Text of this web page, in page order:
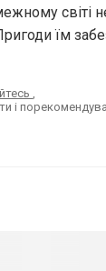
світі
їм
,
і